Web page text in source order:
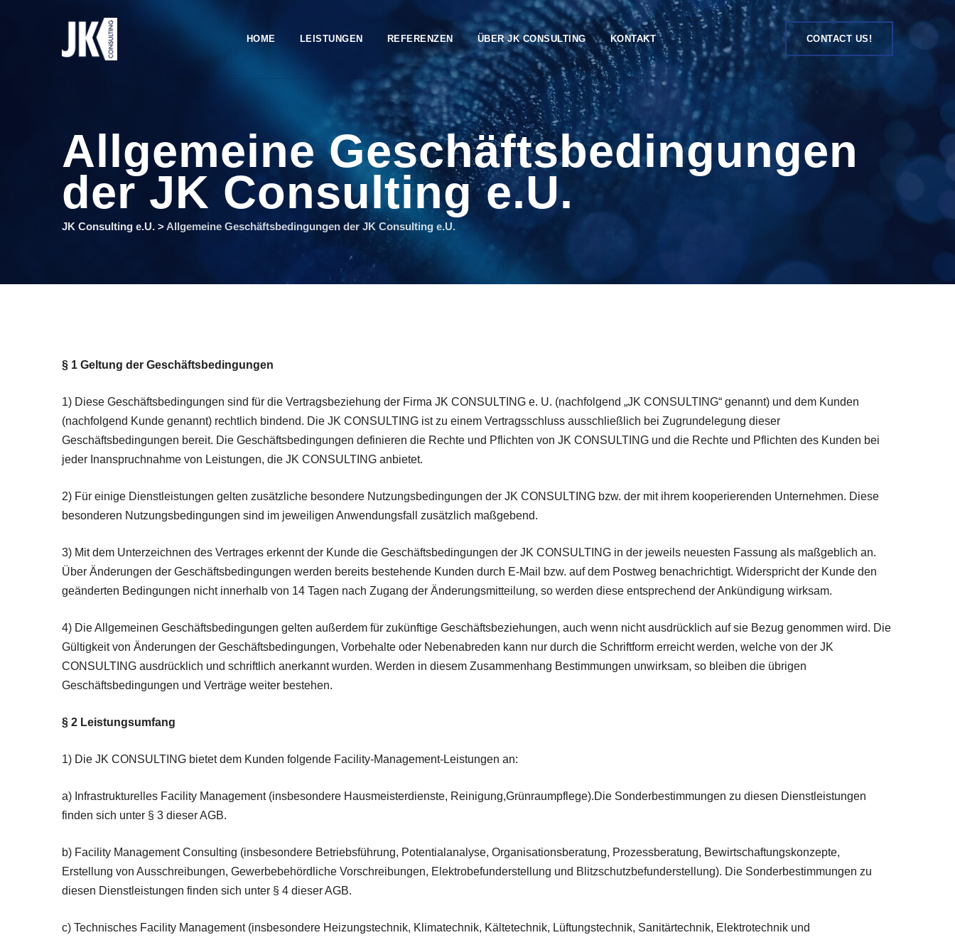
HOME LEISTUNGEN REFERENZEN ÜBER JK CONSULTING KONTAKT CONTACT US!
Allgemeine Geschäftsbedingungen
der JK Consulting e.U.
JK Consulting e.U. > Allgemeine Geschäftsbedingungen der JK Consulting e.U.
§ 1 Geltung der Geschäftsbedingungen
1) Diese Geschäftsbedingungen sind für die Vertragsbeziehung der Firma JK CONSULTING e. U. (nachfolgend „JK CONSULTING“ genannt) und dem Kunden
(nachfolgend Kunde genannt) rechtlich bindend. Die JK CONSULTING ist zu einem Vertragsschluss ausschließlich bei Zugrundelegung dieser
Geschäftsbedingungen bereit. Die Geschäftsbedingungen definieren die Rechte und Pflichten von JK CONSULTING und die Rechte und Pflichten des Kunden bei
jeder Inanspruchnahme von Leistungen, die JK CONSULTING anbietet.
2) Für einige Dienstleistungen gelten zusätzliche besondere Nutzungsbedingungen der JK CONSULTING bzw. der mit ihrem kooperierenden Unternehmen. Diese
besonderen Nutzungsbedingungen sind im jeweiligen Anwendungsfall zusätzlich maßgebend.
3) Mit dem Unterzeichnen des Vertrages erkennt der Kunde die Geschäftsbedingungen der JK CONSULTING in der jeweils neuesten Fassung als maßgeblich an.
Über Änderungen der Geschäftsbedingungen werden bereits bestehende Kunden durch E-Mail bzw. auf dem Postweg benachrichtigt. Widerspricht der Kunde den
geänderten Bedingungen nicht innerhalb von 14 Tagen nach Zugang der Änderungsmitteilung, so werden diese entsprechend der Ankündigung wirksam.
4) Die Allgemeinen Geschäftsbedingungen gelten außerdem für zukünftige Geschäftsbeziehungen, auch wenn nicht ausdrücklich auf sie Bezug genommen wird. Die
Gültigkeit von Änderungen der Geschäftsbedingungen, Vorbehalte oder Nebenabreden kann nur durch die Schriftform erreicht werden, welche von der JK
CONSULTING ausdrücklich und schriftlich anerkannt wurden. Werden in diesem Zusammenhang Bestimmungen unwirksam, so bleiben die übrigen
Geschäftsbedingungen und Verträge weiter bestehen.
§ 2 Leistungsumfang
1) Die JK CONSULTING bietet dem Kunden folgende Facility-Management-Leistungen an:
a) Infrastrukturelles Facility Management (insbesondere Hausmeisterdienste, Reinigung,Grünraumpflege).Die Sonderbestimmungen zu diesen Dienstleistungen
finden sich unter § 3 dieser AGB.
b) Facility Management Consulting (insbesondere Betriebsführung, Potentialanalyse, Organisationsberatung, Prozessberatung, Bewirtschaftungskonzepte,
Erstellung von Ausschreibungen, Gewerbebehördliche Vorschreibungen, Elektrobefunderstellung und Blitzschutzbefunderstellung). Die Sonderbestimmungen zu
diesen Dienstleistungen finden sich unter § 4 dieser AGB.
c) Technisches Facility Management (insbesondere Heizungstechnik, Klimatechnik, Kältetechnik, Lüftungstechnik, Sanitärtechnik, Elektrotechnik und